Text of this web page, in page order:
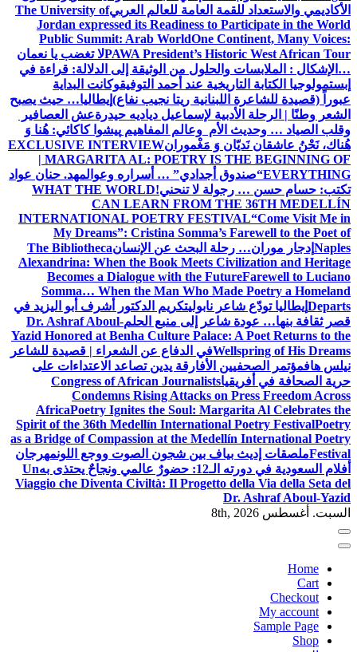
الأكاديمي والاستعداد للقمة العامة للعالم العربيThe University of
Jordan expressed its Readiness to Participate in the World
Public Summit: Arab WorldOne Continent, Many Voices:
PAWA President’s Historic West African Tourلا تغضب يا نعمان
…الإشكال : الملابسات والحلول من الوثيقة إلى الدلالة: قراءة في
إبستمولوجيا الكتابة التاريخية عند أحمد التوفيقوكانت البداية
عبوراً (قصيدة للشاعرة اللبنانية ريتا نجيب نفاع) إيطاليا… حيث يصبح
الشعر وطنًا | الرحلة الأدبية لإسماعيل دياديه حيدرةعش العصافير
وقلب الصياد … وحديث الأم وعالم المفاهيم پیشوا کاکائي: هُنا وَ
هُناك، نَحْنُ عاشقان نَديّان وَ مَغْمورانEXCLUSIVE INTERVIEW
| MARGARITA AL: POETRY IS THE BEGINNING OF
EVERYTHING“صندوق أجدادي” … أسراره وعوالمهد. حنان عواد
تكتب: حسام حسن … رجولة لا تنحني!WHAT THE WORLD
CAN LEARN FROM THE 36TH MEDELLÍN
INTERNATIONAL POETRY FESTIVAL“Come Visit Me in
My Dreams”: Cristina Somma’s Farewell to the Poet of
Naples إدجار موران… رحلة البحث عن الإنسانThe Bibliotheca
Alexandrina: When the Book Meets Civilization and Heritage
Becomes a Dialogue with the FutureFarewell to Luciano
Somma… When the Man Who Made Poetry a Homeland
Departs إيطاليا تودّع شاعر نابوليتكريم الدكتور أشرف أبو اليزيد في
قصر ثقافة بنها… عودة شاعر إلى منبع الحلمDr. Ashraf Aboul-
Yazid Honored at Benha Culture Palace: A Poet Returns to the
Wellspring of His Dreamsفي الدفاع عن الشعراء | قصيدة للشاعر
نيلس هافمؤتمر الصحفيين الأفارقة يدين تصاعد الاعتداءات على
حرية الصحافة في أفريقياCongress of African Journalists
Condemns Rising Attacks on Press Freedom Across
AfricaPoetry Ignites the Soul: Margarita Al Celebrates the
Spirit of the 36th Medellín International Poetry FestivalPoetry
as a Bridge of Compassion at the Medellín International Poetry
Festivalملصقات إديث بياف بين شجون الصوت ووجع اللونمهرجان
أفلام السعودية في دورته الـ12: حضورٌ عالمي ونجاحٌ يحتذى به
Un
Viaggio che Diventa Civiltà: Il Progetto della Via della Seta del
Dr. Ashraf Aboul-Yazid
السبت. أغسطس 8th, 2026
Home
Cart
Checkout
My account
Sample Page
Shop